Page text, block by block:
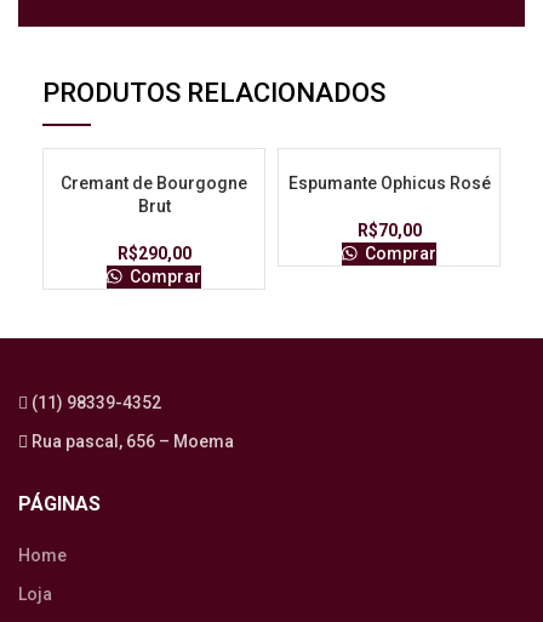
PRODUTOS RELACIONADOS
Cremant de Bourgogne
Brut
R$290,00
Comprar
Espumante Ophicus Rosé
R$70,00
Comprar
(11) 98339-4352
Rua pascal, 656 – Moema
PÁGINAS
Home
Loja